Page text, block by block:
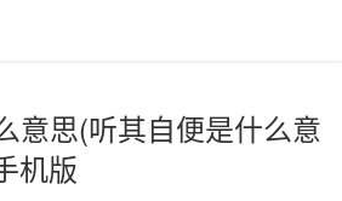
意思(听其自便是什么意
机版